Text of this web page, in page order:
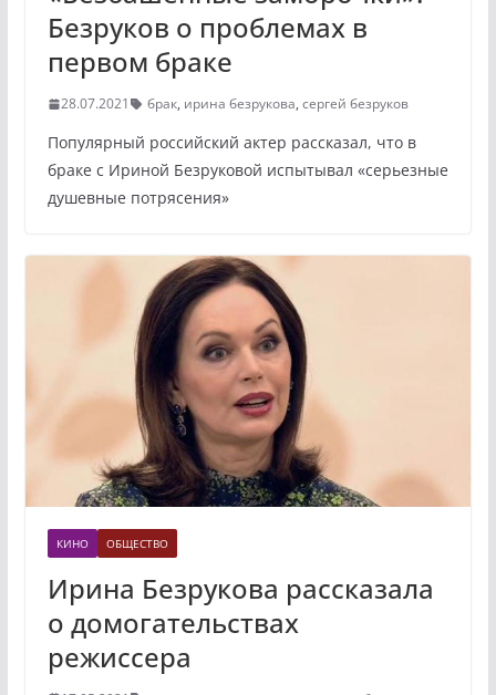
Безруков о проблемах в
первом браке
28.07.2021 брак, ирина безрукова, сергей безруков
Популярный российский актер рассказал, что в
браке с Ириной Безруковой испытывал «серьезные
душевные потрясения»
КИНО ОБЩЕСТВО
Ирина Безрукова рассказала
о домогательствах
режиссера